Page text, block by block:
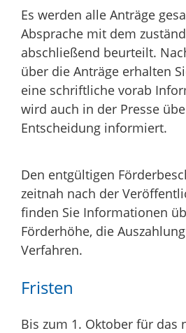
Es werden alle Anträge
Absprache mit dem
abschließend beurteilt.
über die Anträge erhalten
eine schriftliche vorab
wird auch in der Presse
Entscheidung informiert.
Den entgültigen
zeitnah nach der
finden Sie Informationen
Förderhöhe, die
Verfahren.
Fristen
Bis zum 1. Oktober für das